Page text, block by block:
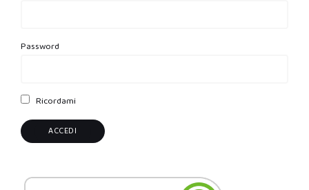
Password
Ricordami